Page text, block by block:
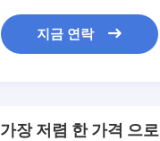
지금 연락
가장 저렴 한 가격 으로